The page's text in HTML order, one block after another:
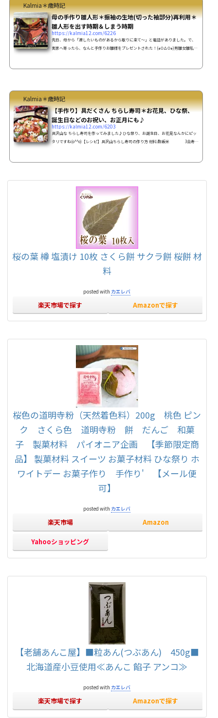
Kalmia＊歳時記
母の手作り雛人形＊振袖の生地(切った袖部分)再利用＊
雛人形を出す時期＆しまう時期
https://kalmia12.com/6226
先日、母から「渡したいものがあるから取りに来て～」と電話がありました。で、
実家へ寄ったら、なんと手作りお雛様をプレゼントされた！(๑ʘ∆ʘ๑)男雛女雛私
Kalmia＊歳時記
【手作り】具だくさん ちらし寿司＊お花見、ひな祭、
誕生日などのお祝い、お正月にも♪
https://kalmia12.com/6203
具沢山な ちらし寿司を作ってみました♪ひな祭り、お誕生日、お花見なんかにピッ
タリですね(o^^o)【レシピ】具沢山ちらし寿司の作り方 材料 酢飯米 3合寿司
桜の葉 樽 塩漬け 10枚 さくら餅 サクラ餅 桜餅 材
料
posted with カエレバ
楽天市場で探す Amazonで探す
桜色の道明寺粉（天然着色料）200g 桃色 ピン
ク さくら色 道明寺粉 餅 だんご 和菓
子 製菓材料 パイオニア企画 【季節限定商
品】 製菓材料 スイーツ お菓子材料 ひな祭り ホ
ワイトデー お菓子作り 手作り' 【メール便
可】
posted with カエレバ
楽天市場 Amazon
Yahooショッピング
【老舗あんこ屋】■粒あん(つぶあん) 450g■
北海道産小豆使用≪あんこ 餡子 アンコ≫
posted with カエレバ
楽天市場で探す Amazonで探す